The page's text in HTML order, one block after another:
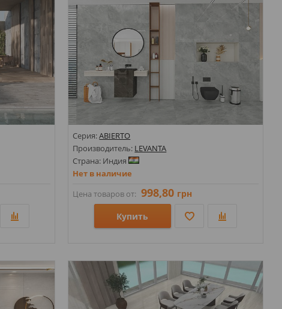
Цвета:
Серия:ABIERTO
Производитель: LEVANTA
Страна: Индия
Нет в наличие
Цена товаров от: 998,80 грн
Купить
Стили: Оникс;
Цвета: